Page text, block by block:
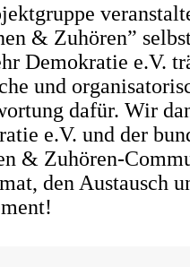
& Zuhören”
Demokratie e.V.
und
dafür. Wir
e.V. und der
& Zuhören-
den Austausch